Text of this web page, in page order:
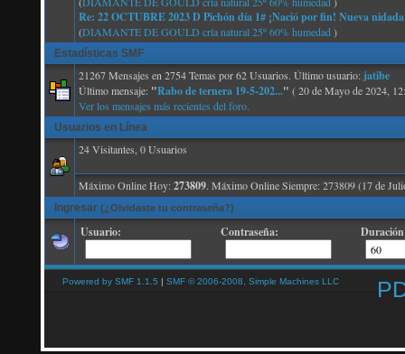
Re: 22 OCTUBRE 2023 D Pichón día 1# ¡Nació por fin! Nueva
(DIAMANTE DE GOULD cría natural 25º 60% humedad )
Estadísticas SMF
21267 Mensajes en 2754 Temas por 62 Usuarios. Último usuario: jatibe
Último mensaje: "Rabo de ternera 19-5-202..." ( 20 de Mayo de 2024,
Ver los mensajes más recientes del foro.
Usuarios en Línea
24 Visitantes, 0 Usuarios
Máximo Online Hoy:273809. Máximo Online Siempre: 273809 (17 de
Ingresar (¿Olvidaste tu contraseña?)
Usuario: Contraseña:
Powered by SMF 1.1.5 | SMF © 2006-2008, Simple Machines LLC